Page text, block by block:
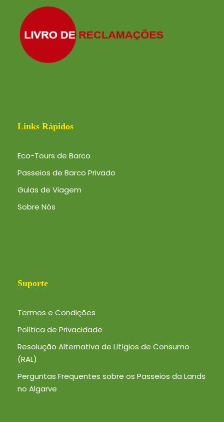
Links Rápidos
Eco-Tours de Barco
Passeios de Barco Privado
Guias de Viagem
Sobre Nós
Suporte
Termos e Condições
Política de Privacidade
Resolução Alternativa de Litígios de Consumo
(RAL)
Perguntas Frequentes sobre os Passeios da Lands
no Algarve